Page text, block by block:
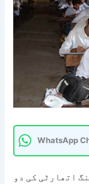
WhatsApp
اتھارٹی کی دو